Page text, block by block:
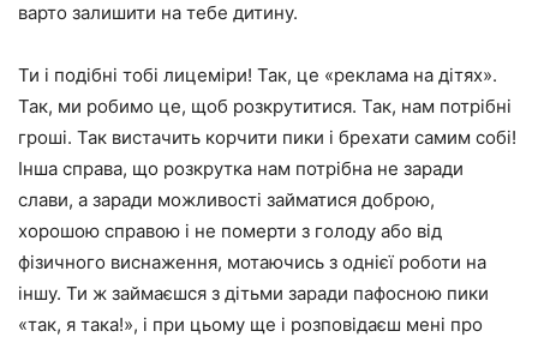
варто залишити на тебе дитину.
Ти і подібні тобі лицеміри! Так, це «реклама на дітях».
Так, ми робимо це, щоб розкрутитися. Так, нам потрібні
гроші. Так вистачить корчити пики і брехати самим собі!
Інша справа, що розкрутка нам потрібна не заради
слави, а заради можливості займатися доброю,
хорошою справою і не померти з голоду або від
фізичного виснаження, мотаючись з однієї роботи на
іншу. Ти ж займаєшся з дітьми заради пафосною пики
«так, я така!», і при цьому ще і розповідаєш мені про